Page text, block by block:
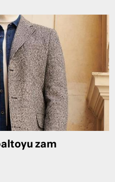
zam